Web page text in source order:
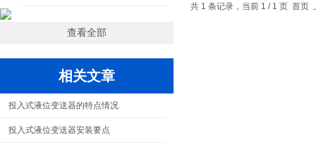
查看全部
相关文章
投入式液位变送器的特点情况
投入式液位变送器安装要点
共 1 条记录，当前 1 / 1 页 首